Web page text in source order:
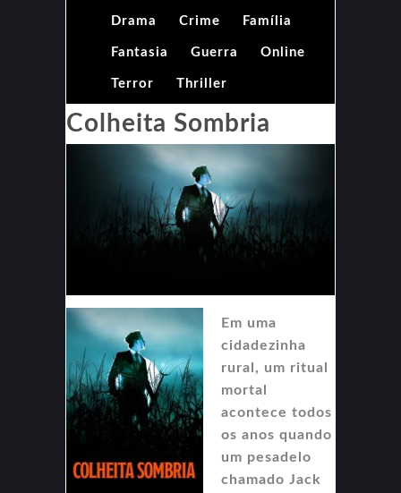
Drama Crime Família
Fantasia Guerra Online
Terror Thriller
Colheita Sombria
Em uma
cidadezinha
rural, um ritual
mortal
acontece todos
os anos quando
um pesadelo
chamado Jack